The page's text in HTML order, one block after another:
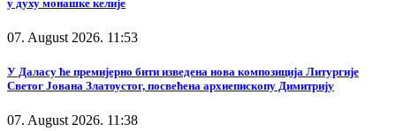
у духу монашке келије
07. August 2026. 11:53
У Даласу ће премијерно бити изведена нова композиција Литургије
Светог Јована Златоустог, посвећена архиепископу Димитрију
07. August 2026. 11:38